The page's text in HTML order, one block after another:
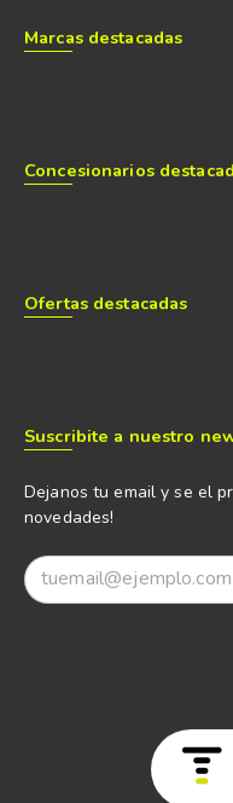
Marcas destacadas
Concesionarios
Ofertas destacadas
Suscribite a nuestro
Dejanos tu email y se el
novedades!